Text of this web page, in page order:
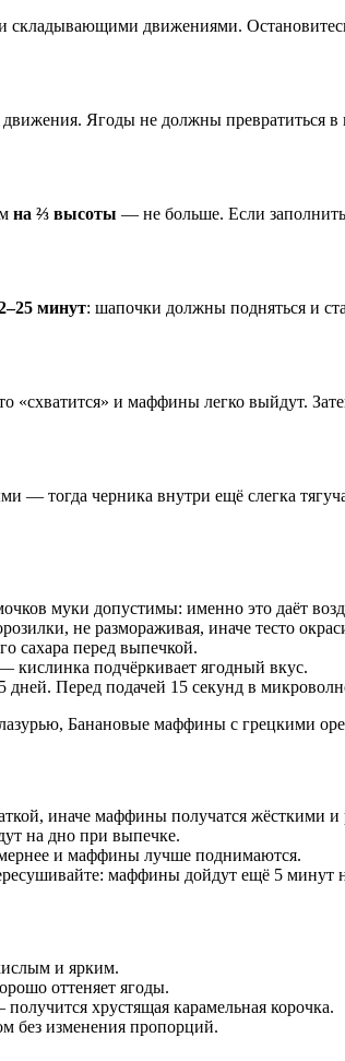
движениями.
Ягоды не должны превратиться в
на ⅔ высоты — не больше. Если
минут: шапочки должны подняться и
«схватится» и маффины легко выйдут.
— тогда черника внутри ещё слегка
муки допустимы: именно это даёт
не размораживая, иначе тесто
сахара перед выпечкой.
кислинка подчёркивает ягодный вкус.
Перед подачей 15 секунд в
, Банановые маффины с грецкими
иначе маффины получатся жёсткими
на дно при выпечке.
и маффины лучше поднимаются.
маффины дойдут ещё 5 минут
и ярким.
оттеняет ягоды.
хрустящая карамельная корочка.
без изменения пропорций.